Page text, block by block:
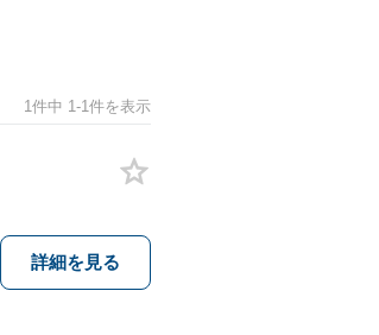
1件中 1-1件を表示
詳細を見る